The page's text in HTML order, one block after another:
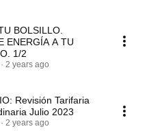
BOLSILLO.
ENERGÍA A TU
1/2
2 years ago
Revisión Tarifaria
Julio 2023
2 years ago